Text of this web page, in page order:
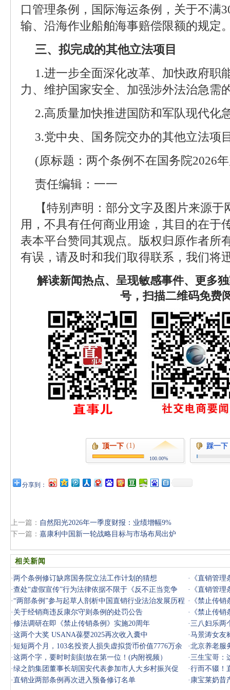
口管理条例，国际海运条例，关于不满
输、沿海作业船舶海事赔偿限额的规定
三、拟完成的其他立法项目
1.进一步全面深化改革、加快政府职
力、维护国家安全、加强涉外法治急需
2.高质量加快推进国防和军队现代化
3.党中央、国务院交办的其他立法项
(原标题：两个条例不在国务院2026
责任编辑：一一
【特别声明：部分文字及图片来源
用，不具有任何商业用途，其目的在于
表本平台赞同其观点。版权归原作者所
有误，请及时和我们取得联系，我们将
解读新闻热点、呈现敏感事件、更多
号，扫描二维码免费
顶一下 (1)
100.00%
踩一下
分享到：
上一篇： 自然阳光2026年一季度财报：业绩增幅9%
下一篇： 嘉康利中国新一轮战略目标与市场布局出炉
相关新闻
· 两个条例修订缺席国务院立法工作计划的猜想 ·
《直销管
传行为”
·查处“虚假宣传”行为法律依据不限于《反不正当竞争
法》，《
·
《直销管
·“两部条例”参与起草人剖析中国直销行业法治发展历程
与前行
·
《禁止传
· 关于经销商违反康尔守则条例的处罚公告 ·
《禁止传
·修法调研在即《禁止传销条例》实施20周年 ·三八妇乐两
·这两个大奖 USANA葆婴2025再次收入囊中 ·马景涛女友
·短短两个月，103名投资人损失虚拟货币价值7776万余
元
·北京养老服
·这两个字，要时时刻刻放在第一位！(内附视频） ·三生宝哥：
·绿之韵集团董事长胡国安代表参加市人大乡村振兴促
进“一法一
·行而不辍！
·直销业两部条例再次进入预备修订名单 · 康宝莱奶昔